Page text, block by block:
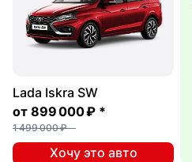
Lada Iskra SW
от 899 000 ₽ *
1 499 000 ₽
Хочу это авто